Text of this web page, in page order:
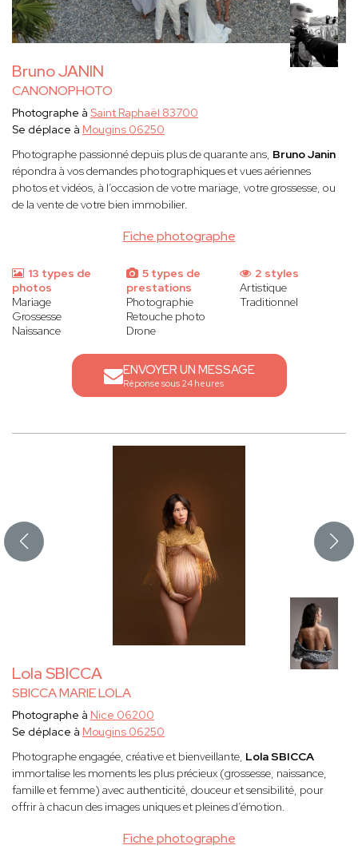
Bruno JANIN
CANONOPHOTO
Fiche photographe
Photographe à Saint Raphaël 83700
Se déplace à Mougins 06250
Photographe passionné depuis plus de quarante ans, Bruno Janin
répondra à vos demandes photographiques et vues aériennes
photos et vidéos, à l’occasion de votre mariage, votre grossesse, ou
de la vente de votre bien immobilier.
13 types de
photos
Mariage
Grossesse
Naissance
5 types de
prestations
Photographie
Retouche photo
Drone
2 styles
Artistique
Traditionnel
ENVOYER UN MESSAGE
Réponse sous 24 heures
Lola SBICCA
SBICCA MARIE LOLA
Fiche photographe
Photographe à Nice 06200
Se déplace à Mougins 06250
Photographe engagée, créative et bienveillante, Lola SBICCA
immortalise les moments les plus précieux (grossesse, naissance,
famille et femme) avec authenticité, douceur et sensibilité, pour
offrir à chacun des images uniques et pleines d’émotion.